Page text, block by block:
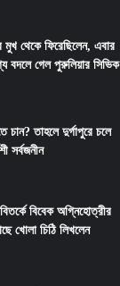
থেকে ফিরেছিলেন, এবার
বদলে গেল পুরুলিয়ার সিভিক
তাহলে দুর্গাপুরে চলে
সর্বজনীন
বিবেক অগ্নিহোত্রীর
খোলা চিঠি লিখলেন